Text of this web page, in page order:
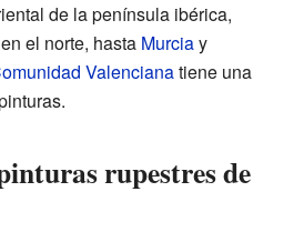
de la península ibérica,
en el norte, hasta Murciay
Valencianatiene una
rupestres de